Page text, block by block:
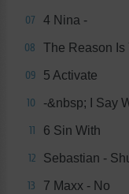
07 4 Nina -
08 The Reason Is
09 5 Activate
10 -&nbsp; I Say
11 6 Sin With
12 Sebastian -
13 7 Maxx - No